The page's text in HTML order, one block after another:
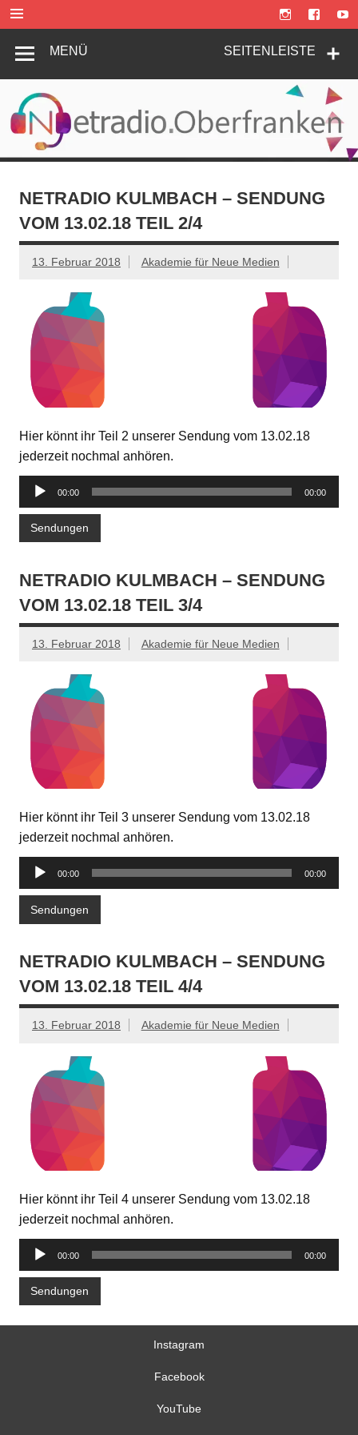
Inhalt
springen
SEITENLEISTE
MENÜ
NETRADIO KULMBACH – SENDUNG
VOM 13.02.18 TEIL 2/4
13. Februar 2018 Akademie für Neue Medien
Hier könnt ihr Teil 2 unserer Sendung vom 13.02.18
jederzeit nochmal anhören.
Audio-
Player
00:00 00:00
Sendungen
NETRADIO KULMBACH – SENDUNG
VOM 13.02.18 TEIL 3/4
13. Februar 2018 Akademie für Neue Medien
Hier könnt ihr Teil 3 unserer Sendung vom 13.02.18
jederzeit nochmal anhören.
Audio-
Player
00:00 00:00
Sendungen
NETRADIO KULMBACH – SENDUNG
VOM 13.02.18 TEIL 4/4
13. Februar 2018 Akademie für Neue Medien
Hier könnt ihr Teil 4 unserer Sendung vom 13.02.18
jederzeit nochmal anhören.
Audio-
Player
00:00 00:00
Sendungen
Instagram
Facebook
YouTube